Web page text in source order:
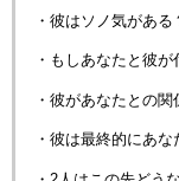
・彼はソノ気があ
・もしあなたと彼
・彼があなたとの関
・彼は最終的にあ